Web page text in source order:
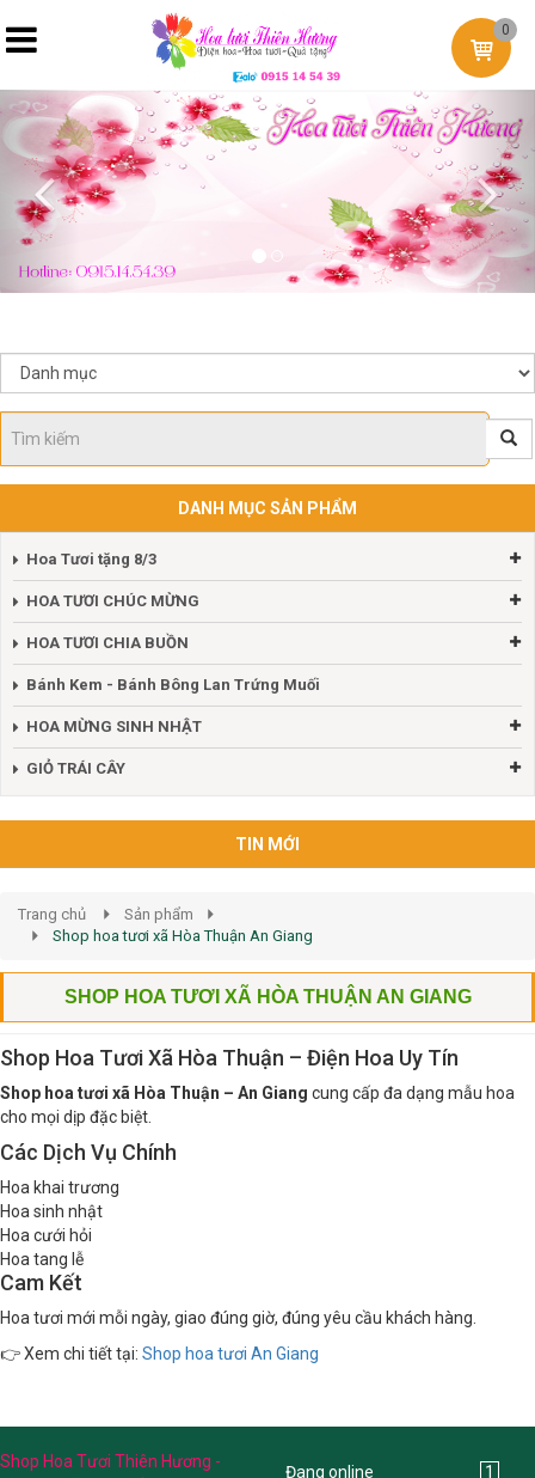
0
Previous
DANH MỤC SẢN PHẨM
Hoa Tươi tặng 8/3
HOA TƯƠI CHÚC MỪNG
HOA TƯƠI CHIA BUỒN
Bánh Kem - Bánh Bông Lan Trứng Muối
HOA MỪNG SINH NHẬT
GIỎ TRÁI CÂY
TIN MỚI
Trang chủ
Sản phẩm
Shop hoa tươi xã Hòa Thuận An Giang
SHOP HOA TƯƠI XÃ HÒA THUẬN AN GIANG
Shop Hoa Tươi Xã Hòa Thuận – Điện Hoa Uy Tín
Shop hoa tươi xã Hòa Thuận – An Giang cung cấp đa dạng mẫu hoa
cho mọi dịp đặc biệt.
Các Dịch Vụ Chính
Hoa khai trương
Hoa sinh nhật
Hoa cưới hỏi
Hoa tang lễ
Cam Kết
Hoa tươi mới mỗi ngày, giao đúng giờ, đúng yêu cầu khách hàng.
👉 Xem chi tiết tại: Shop hoa tươi An Giang
Shop Hoa Tươi Thiên Hương -
Đang online 1